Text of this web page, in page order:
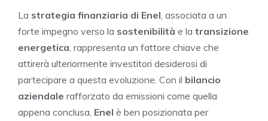
La strategia finanziaria di Enel , associata a un
forte impegno verso la sostenibilità e la transizione
energetica , rappresenta un fattore chiave che
attirerà ulteriormente investitori desiderosi di
partecipare a questa evoluzione. Con il bilancio
aziendale rafforzato da emissioni come quella
appena conclusa, Enel è ben posizionata per